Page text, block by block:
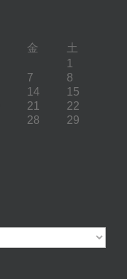
金 土
1
7
8
14
15
21
22
28
29